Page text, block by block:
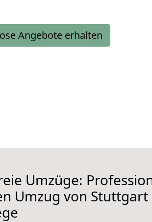
Angebote erhalten
Umzüge:
Umzug von Stuttgart